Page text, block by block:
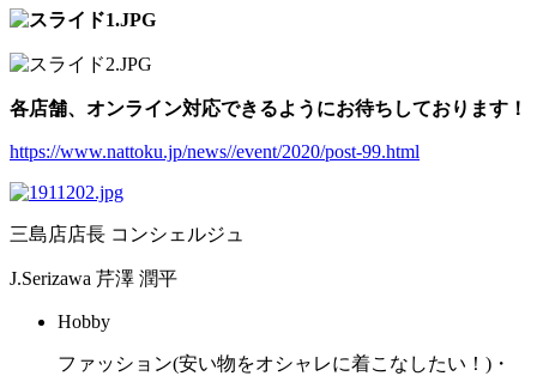
各店舗、オンライン対応できるようにお待ちしております！
https://www.nattoku.jp/news//event/2020/post-99.html
三島店店長 コンシェルジュ
J.Serizawa 芹澤 潤平
Hobby
ファッション(安い物をオシャレに着こなしたい！)・